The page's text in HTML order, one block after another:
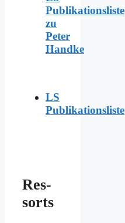
Publikationsliste
zu
Peter
Handke
LS
Publikationsliste
Res­
sorts